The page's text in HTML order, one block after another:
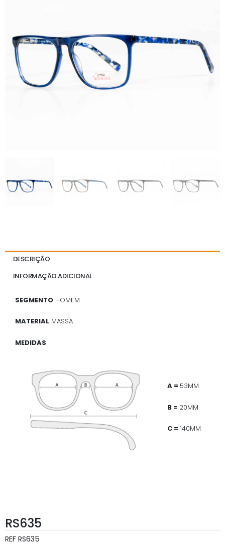
DESCRIÇÃO
INFORMAÇÃO ADICIONAL
SEGMENTO HOMEM
MATERIAL MASSA
MEDIDAS
A = 53MM
B = 20MM
C = 140MM
RS635
REF RS635